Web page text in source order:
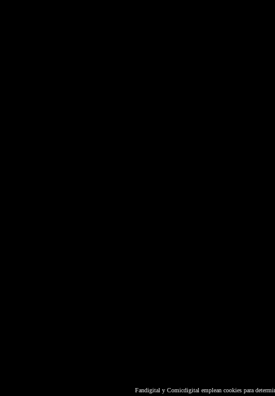
Fandigital y Comicdigital emplean cookies para